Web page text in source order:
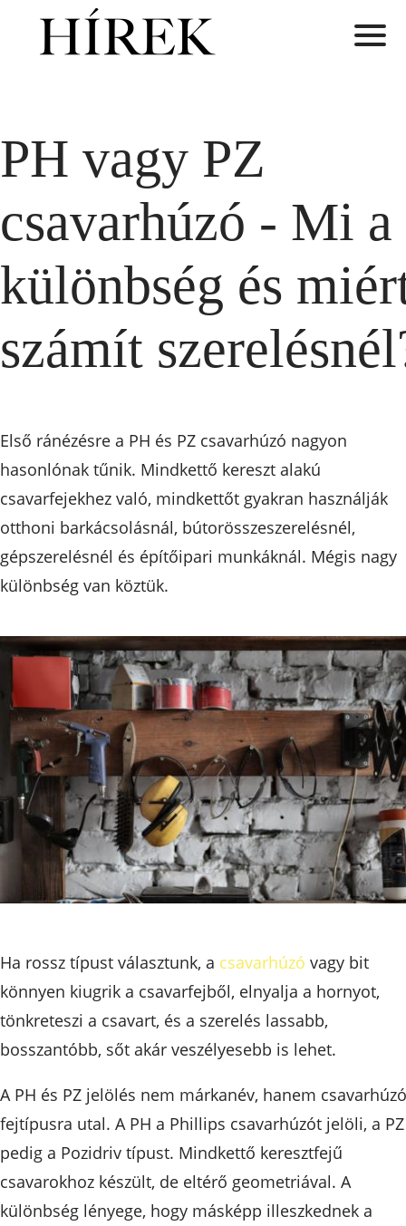
PH vagy PZ
csavarhúzó - Mi a
különbség és
számít
Első ránézésre a PH és PZ csavarhúzó nagyon
hasonlónak tűnik. Mindkettő kereszt alakú
csavarfejekhez való, mindkettőt gyakran használják
otthoni barkácsolásnál, bútorösszeszerelésnél,
gépszerelésnél és építőipari munkáknál. Mégis nagy
különbség van köztük.
Ha rossz típust választunk, a csavarhúzó vagy bit
könnyen kiugrik a csavarfejből, elnyalja a hornyot,
tönkreteszi a csavart, és a szerelés lassabb,
bosszantóbb, sőt akár veszélyesebb is lehet.
A PH és PZ jelölés nem márkanév, hanem
fejtípusra utal. A PH a Phillips csavarhúzót jelöli, a PZ
pedig a Pozidriv típust. Mindkettő keresztfejű
csavarokhoz készült, de eltérő geometriával. A
különbség lényege, hogy másképp illeszkednek a